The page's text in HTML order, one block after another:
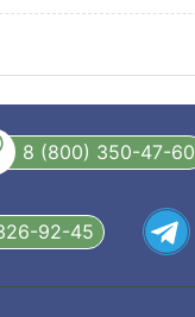
8 (800) 350-47-60
92-45